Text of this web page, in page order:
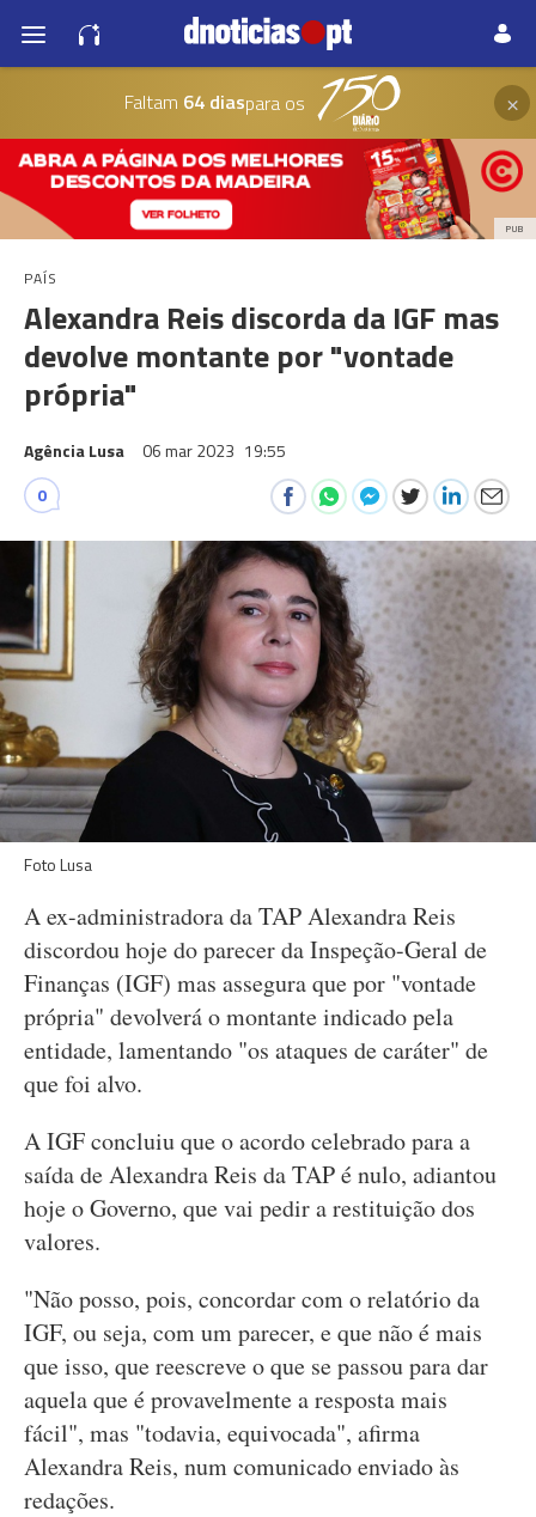
Faltam 64 diaspara os ×
PUB
PAÍS
Alexandra Reis discorda da IGF mas
devolve montante por "vontade
própria"
Agência Lusa 06 mar 2023 19:55
0
Foto Lusa
A ex-administradora da TAP Alexandra Reis
discordou hoje do parecer da Inspeção-Geral de
Finanças (IGF) mas assegura que por "vontade
própria" devolverá o montante indicado pela
entidade, lamentando "os ataques de caráter" de
que foi alvo.
A IGF concluiu que o acordo celebrado para a
saída de Alexandra Reis da TAP é nulo, adiantou
hoje o Governo, que vai pedir a restituição dos
valores.
"Não posso, pois, concordar com o relatório da
IGF, ou seja, com um parecer, e que não é mais
que isso, que reescreve o que se passou para dar
aquela que é provavelmente a resposta mais
fácil", mas "todavia, equivocada", afirma
Alexandra Reis, num comunicado enviado às
redações.